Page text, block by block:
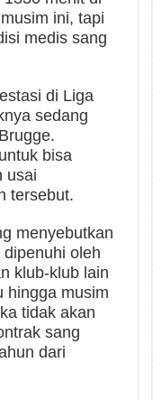
ini, tapi
medis sang
di Liga
sedang
bisa
usai
tersebut.
menyebutkan
oleh
klub-klub lain
hingga musim
tidak akan
sang
dari